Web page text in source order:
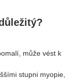
může vést k
stupni myopie,